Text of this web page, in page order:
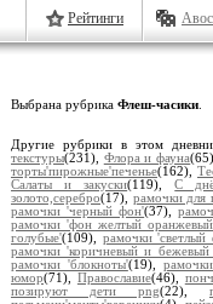
Рейтинги
Выбрана рубрика Флеш-часики
Другие рубрики в этом
текстуры(231), Флора и фауна
торты'пирожные'печенье(162),
Салаты и закуски(119),С
золото,серебро(17), рамочки для
рамочки 'черный фон'(37),
рамочки 'фон желтый
голубые'(109), рамочки 'светлый
рамочки 'коричневый и
рамочки 'блокноты'(19),
юмор(71), Православие(46),
позируют дети png(22),